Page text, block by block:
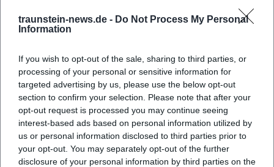
traunstein-news.de - Do Not Process My Personal
Information
If you wish to opt-out of the sale, sharing to third parties, or
processing of your personal or sensitive information for
targeted advertising by us, please use the below opt-out
section to confirm your selection. Please note that after your
opt-out request is processed you may continue seeing
interest-based ads based on personal information utilized by
us or personal information disclosed to third parties prior to
your opt-out. You may separately opt-out of the further
disclosure of your personal information by third parties on the
Map unavailable
Open in Google Maps